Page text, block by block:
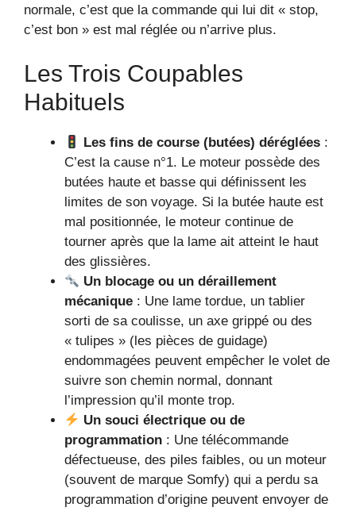
normale, c’est que la commande qui lui dit « stop,
c’est bon » est mal réglée ou n’arrive plus.
Les Trois Coupables
Habituels
Les fins de course (butées) déréglées :
C’est la cause n°1. Le moteur possède des
butées haute et basse qui définissent les
limites de son voyage. Si la butée haute est
mal positionnée, le moteur continue de
tourner après que la lame ait atteint le haut
des glissières.
Un blocage ou un déraillement
mécanique : Une lame tordue, un tablier
sorti de sa coulisse, un axe grippé ou des
« tulipes » (les pièces de guidage)
endommagées peuvent empêcher le volet de
suivre son chemin normal, donnant
l’impression qu’il monte trop.
Un souci électrique ou de
programmation : Une télécommande
défectueuse, des piles faibles, ou un moteur
(souvent de marque Somfy) qui a perdu sa
programmation d’origine peuvent envoyer de